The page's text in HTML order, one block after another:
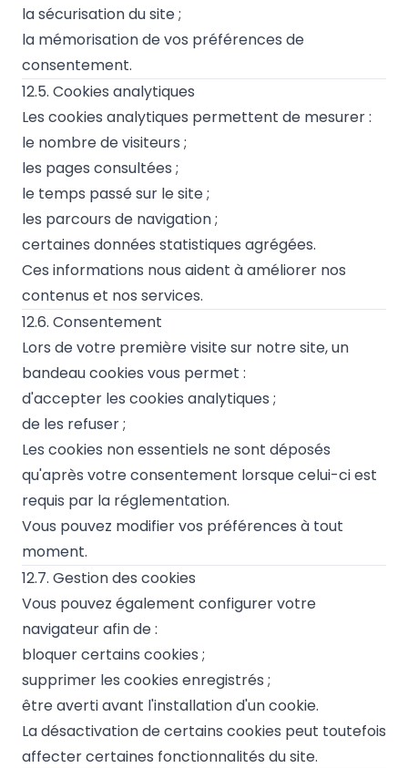
la sécurisation du site ;
la mémorisation de vos préférences de
consentement.
12.5. Cookies analytiques
Les cookies analytiques permettent de mesurer :
le nombre de visiteurs ;
les pages consultées ;
le temps passé sur le site ;
les parcours de navigation ;
certaines données statistiques agrégées.
Ces informations nous aident à améliorer nos
contenus et nos services.
12.6. Consentement
Lors de votre première visite sur notre site, un
bandeau cookies vous permet :
d'accepter les cookies analytiques ;
de les refuser ;
Les cookies non essentiels ne sont déposés
qu'après votre consentement lorsque celui-ci est
requis par la réglementation.
Vous pouvez modifier vos préférences à tout
moment.
12.7. Gestion des cookies
Vous pouvez également configurer votre
navigateur afin de :
bloquer certains cookies ;
supprimer les cookies enregistrés ;
être averti avant l'installation d'un cookie.
La désactivation de certains cookies peut toutefois
affecter certaines fonctionnalités du site.